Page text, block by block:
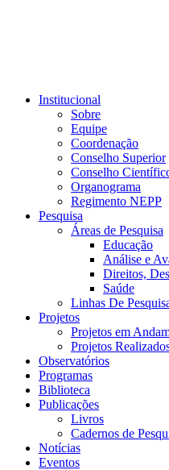
Institucional
Sobre
Equipe
Coordenação
Conselho Superior
Conselho
Organograma
Regimento NEPP
Pesquisa
Áreas de Pesquisa
Educação
Análise e
Direitos,
Saúde
Linhas De
Projetos
Projetos em
Projetos
Observatórios
Programas
Biblioteca
Publicações
Livros
Cadernos de
Notícias
Eventos